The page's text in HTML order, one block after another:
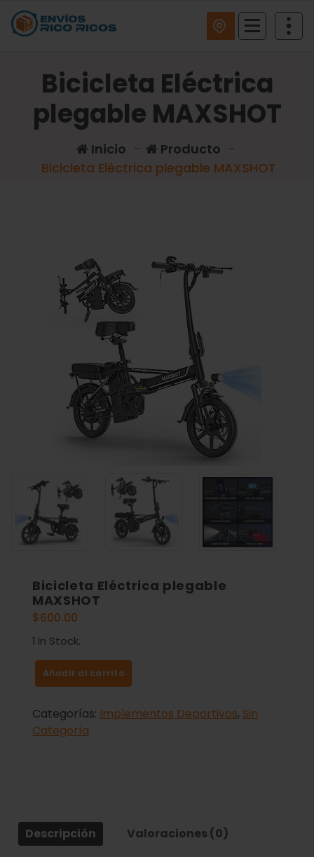
Bicicleta Eléctrica
plegable MAXSHOT
Inicio - Producto -
Bicicleta Eléctrica plegable MAXSHOT
Bicicleta Eléctrica plegable
MAXSHOT
$600.00
1 In Stock.
Añadir al carrito
Categorías: Implementos Deportivos, Sin
Categoría
Descripción Valoraciones (0)